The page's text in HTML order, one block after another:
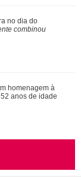
foram reais
decisão de
no dia do
combinou
homenagem à
anos de idade